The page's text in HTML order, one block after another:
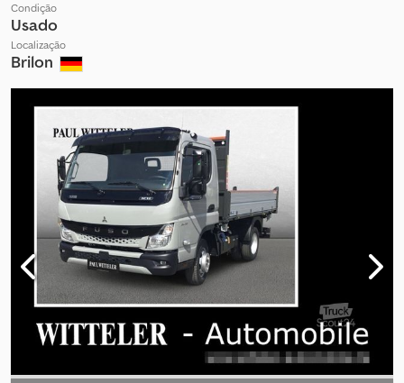
Condição
Usado
Localização
Brilon